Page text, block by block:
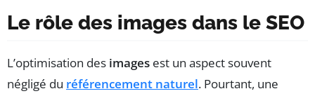
Le rôle des images dans le SEO
L’optimisation des images est un aspect souvent
négligé du référencement naturel. Pourtant, une